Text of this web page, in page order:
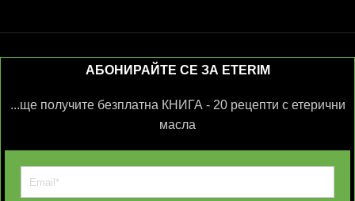
АБОНИРАЙТЕ СЕ ЗА ETERIM
...ще получите безплатна КНИГА - 20 рецепти с етерични
масла